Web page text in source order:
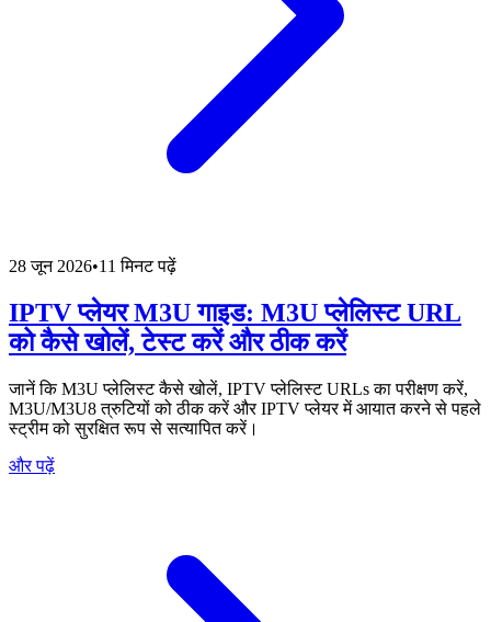
28 जून 2026•11 मिनट पढ़ें
IPTV प्लेयर M3U गाइड: M3U प्लेलिस्ट URL
को कैसे खोलें, टेस्ट करें और ठीक करें
जानें कि M3U प्लेलिस्ट कैसे खोलें, IPTV प्लेलिस्ट URLs का परीक्षण करें,
M3U/M3U8 त्रुटियों को ठीक करें और IPTV प्लेयर में आयात करने से पहले
स्ट्रीम को सुरक्षित रूप से सत्यापित करें।
और पढ़ें